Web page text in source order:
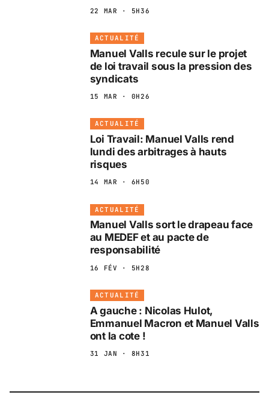
22 MAR · 5H36
ACTUALITÉ
Manuel Valls recule sur le projet
de loi travail sous la pression des
syndicats
15 MAR · 0H26
ACTUALITÉ
Loi Travail: Manuel Valls rend
lundi des arbitrages à hauts
risques
14 MAR · 6H50
ACTUALITÉ
Manuel Valls sort le drapeau face
au MEDEF et au pacte de
responsabilité
16 FÉV · 5H28
ACTUALITÉ
A gauche : Nicolas Hulot,
Emmanuel Macron et Manuel Valls
ont la cote !
31 JAN · 8H31